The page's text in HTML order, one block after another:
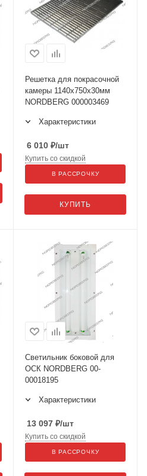
Решетка для покрасочной
камеры 1140х750х30мм
NORDBERG 000003469
Характеристики
6 010 ₽/шт
КУПИТЬ
Купить со скидкой
В РАССРОЧКУ
Светильник боковой для
ОСК NORDBERG 00-
00018195
Характеристики
13 097 ₽/шт
Купить со скидкой
В РАССРОЧКУ